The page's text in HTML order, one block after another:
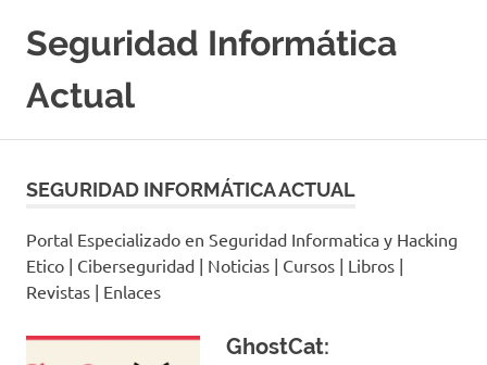
contenido
Seguridad Informática
Actual
Seguridad
y
Hacking
Etico
Ciberseguridad
SEGURIDAD INFORMÁTICA ACTUAL
Portal Especializado en Seguridad Informatica y Hacking
Etico | Ciberseguridad | Noticias | Cursos | Libros |
Revistas | Enlaces
GhostCat: